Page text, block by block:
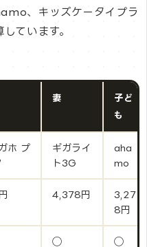
、キッズケータイプラ
ています。
妻
子ど
も
ホ プ
ギガライ
ト3G
aha
mo
4,378円
3,27
8円
◯ ◯